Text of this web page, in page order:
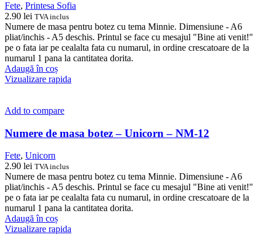
Fete, Printesa Sofia
2.90 lei TVA inclus
Numere de masa pentru botez cu tema Minnie. Dimensiune - A6
pliat/inchis - A5 deschis. Printul se face cu mesajul "Bine ati venit!"
pe o fata iar pe cealalta fata cu numarul, in ordine crescatoare de la
numarul 1 pana la cantitatea dorita.
Adaugă în coș
Vizualizare rapida
Add to compare
Numere de masa botez – Unicorn – NM-12
Fete, Unicorn
2.90 lei TVA inclus
Numere de masa pentru botez cu tema Minnie. Dimensiune - A6
pliat/inchis - A5 deschis. Printul se face cu mesajul "Bine ati venit!"
pe o fata iar pe cealalta fata cu numarul, in ordine crescatoare de la
numarul 1 pana la cantitatea dorita.
Adaugă în coș
Vizualizare rapida